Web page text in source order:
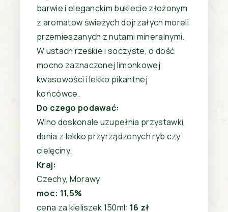
barwie i eleganckim bukiecie złożonym
z aromatów świeżych dojrzałych moreli
przemieszanych z nutami mineralnymi.
W ustach rześkie i soczyste, o dość
mocno zaznaczonej limonkowej
kwasowości i lekko pikantnej
końcówce.
Do czego podawać:
Wino doskonale uzupełnia przystawki,
dania z lekko przyrządzonych ryb czy
cielęciny.
Kraj:
Czechy, Morawy
moc: 11,5%
cena za kieliszek 150ml: 16 zł